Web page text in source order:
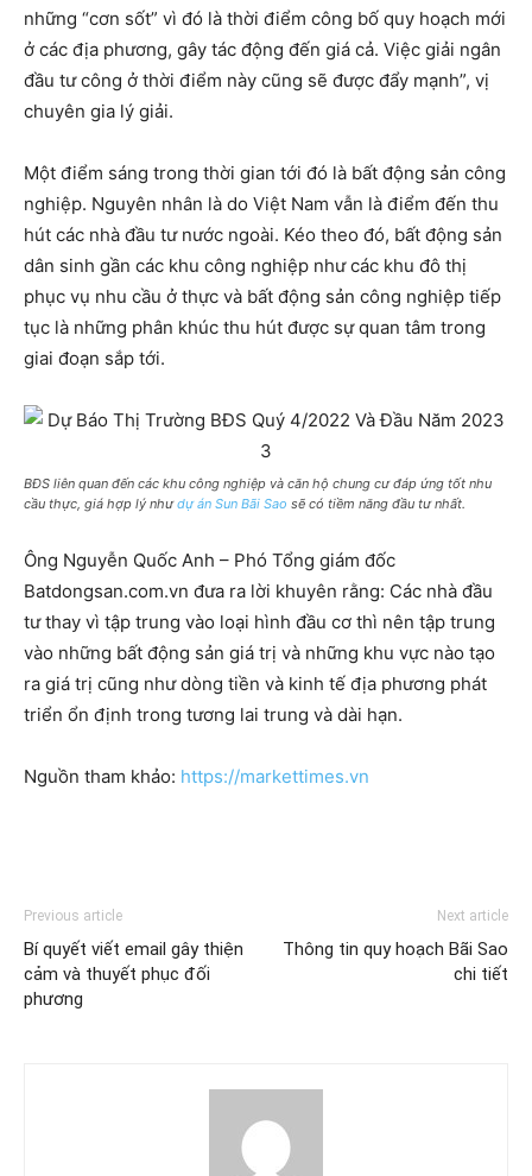
những “cơn sốt” vì đó là thời điểm công bố quy hoạch mới
ở các địa phương, gây tác động đến giá cả. Việc giải ngân
đầu tư công ở thời điểm này cũng sẽ được đẩy mạnh”, vị
chuyên gia lý giải.
Một điểm sáng trong thời gian tới đó là bất động sản công
nghiệp. Nguyên nhân là do Việt Nam vẫn là điểm đến thu
hút các nhà đầu tư nước ngoài. Kéo theo đó, bất động sản
dân sinh gần các khu công nghiệp như các khu đô thị
phục vụ nhu cầu ở thực và bất động sản công nghiệp tiếp
tục là những phân khúc thu hút được sự quan tâm trong
giai đoạn sắp tới.
BĐS liên quan đến các khu công nghiệp và căn hộ chung cư đáp ứng tốt nhu
cầu thực, giá hợp lý nhưdự án Sun Bãi Sao sẽ có tiềm năng đầu tư nhất.
Ông Nguyễn Quốc Anh – Phó Tổng giám đốc
Batdongsan.com.vn đưa ra lời khuyên rằng: Các nhà đầu
tư thay vì tập trung vào loại hình đầu cơ thì nên tập trung
vào những bất động sản giá trị và những khu vực nào tạo
ra giá trị cũng như dòng tiền và kinh tế địa phương phát
triển ổn định trong tương lai trung và dài hạn.
Nguồn tham khảo: https://markettimes.vn
Previous article
Bí quyết viết email gây thiện
cảm và thuyết phục đối
phương
Next article
Thông tin quy hoạch Bãi Sao
chi tiết